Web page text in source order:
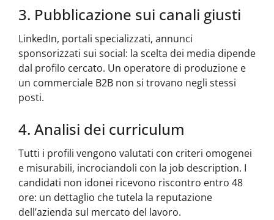
3. Pubblicazione sui canali giusti
LinkedIn, portali specializzati, annunci
sponsorizzati sui social: la scelta dei media dipende
dal profilo cercato. Un operatore di produzione e
un commerciale B2B non si trovano negli stessi
posti.
4. Analisi dei curriculum
Tutti i profili vengono valutati con criteri omogenei
e misurabili, incrociandoli con la job description. I
candidati non idonei ricevono riscontro entro 48
ore: un dettaglio che tutela la reputazione
dell’azienda sul mercato del lavoro.